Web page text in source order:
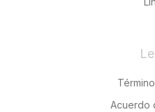
Acuerdo